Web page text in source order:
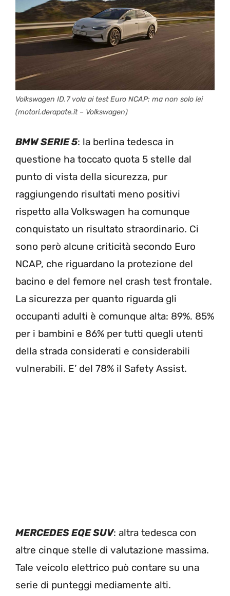
Volkswagen ID.7 vola ai test Euro NCAP: ma non solo lei
(motori.derapate.it – Volkswagen)
BMW SERIE 5: la berlina tedesca in
questione ha toccato quota 5 stelle dal
punto di vista della sicurezza, pur
raggiungendo risultati meno positivi
rispetto alla Volkswagen ha comunque
conquistato un risultato straordinario. Ci
sono però alcune criticità secondo Euro
NCAP, che riguardano la protezione del
bacino e del femore nel crash test frontale.
La sicurezza per quanto riguarda gli
occupanti adulti è comunque alta: 89%. 85%
per i bambini e 86% per tutti quegli utenti
della strada considerati e considerabili
vulnerabili. E’ del 78% il Safety Assist.
MERCEDES EQE SUV: altra tedesca con
altre cinque stelle di valutazione massima.
Tale veicolo elettrico può contare su una
serie di punteggi mediamente alti.